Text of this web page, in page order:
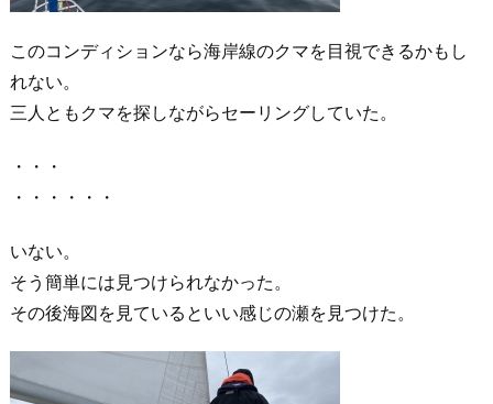
このコンディションなら海岸線のクマを目視できるかもし
れない。
三人ともクマを探しながらセーリングしていた。
・・・
・・・・・・
いない。
そう簡単には見つけられなかった。
その後海図を見ているといい感じの瀬を見つけた。